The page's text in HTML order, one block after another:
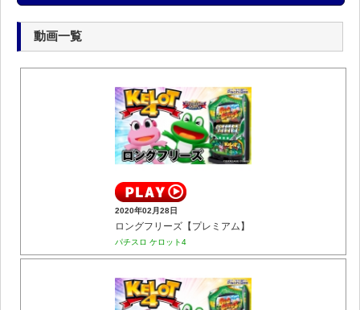
動画一覧
2020年02月28日
ロングフリーズ【プレミアム】
パチスロ ケロット4